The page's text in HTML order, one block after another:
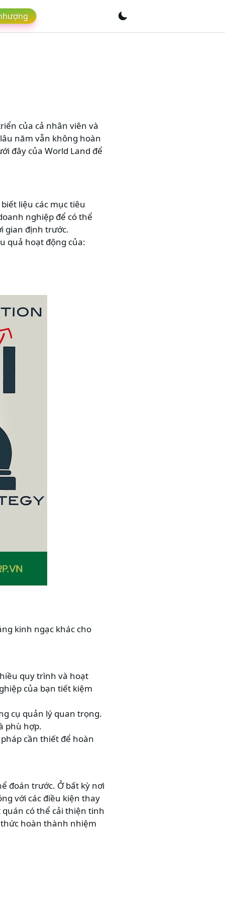
của cả nhân viên và
năm vẫn không hoàn
đây của World Land để
liệu các mục tiêu
nghiệp để có thể
gian định trước.
quả hoạt động của:
kinh ngạc khác cho
quy trình và hoạt
của bạn tiết kiệm
cụ quản lý quan trọng.
phù hợp.
cần thiết để hoàn
đoán trước. Ở bất kỳ nơi
với các điều kiện thay
quán có thể cải thiện tinh
hoàn thành nhiệm